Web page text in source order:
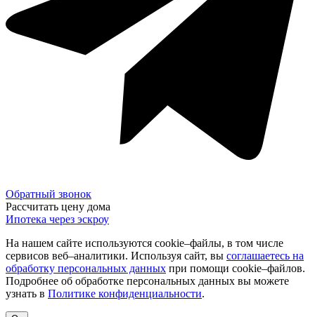
Обратный звонок
Рассчитать цену дома
Ипотека через эскроу
На нашем сайте используются cookie–файлы, в том числе
сервисов веб–аналитики. Используя сайт, вы соглашаетесь на
обработку персональных данных при помощи cookie–файлов.
Подробнее об обработке персональных данных вы можете
узнать в Политике конфиденциальности.